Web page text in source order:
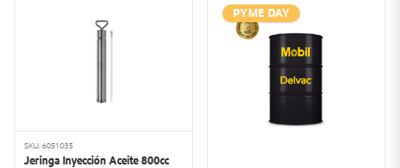
SKU: 6051035
Jeringa Inyección Aceite 800cc
PYME DAY